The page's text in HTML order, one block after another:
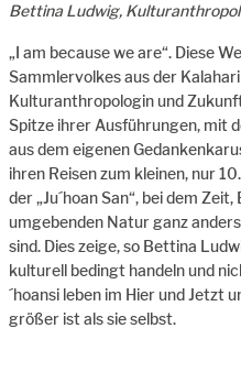
Bettina Ludwig,
„I am because we are“. Diese
Sammlervolkes aus der
Kulturanthropologin und
Spitze ihrer Ausführungen, mit
aus dem eigenen
ihren Reisen zum kleinen, nur
der „Ju´hoan San“, bei dem
umgebenden Natur ganz
sind. Dies zeige, so Bettina
kulturell bedingt handeln und
´hoansi leben im Hier und Jetzt
größer ist als sie selbst.